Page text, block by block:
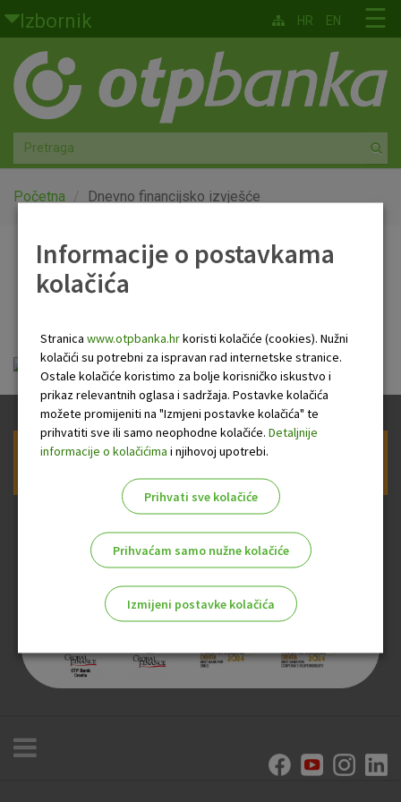
Skoči na glavni sadržaj
Izbornik
Građani
Privatno bankarstvo
Agro
Mala poduzeća i obrtnici
Globalna tržišta
O nama
☰
HR EN
Početna Dnevno financijsko izvješće
Dnevno financijsko
Dnevno financijsko izvješće.pdf
Prijava na newsletter OTP banke
Informacije o postavkama
kolačića
Stranica www.otpbanka.hrkoristi kolačiće (cookies). Nužni
kolačići su potrebni za ispravan rad internetske stranice.
Ostale kolačiće koristimo za bolje korisničko iskustvo i
prikaz relevantnih oglasa i sadržaja. Postavke kolačića
možete promijeniti na "Izmjeni postavke kolačića" te
prihvatiti sve ili samo neophodne kolačiće. Detaljnije
informacije o kolačićima i njihovoj upotrebi.
Prihvati sve kolačiće
Prihvaćam samo nužne kolačiće
Izmijeni postavke kolačića